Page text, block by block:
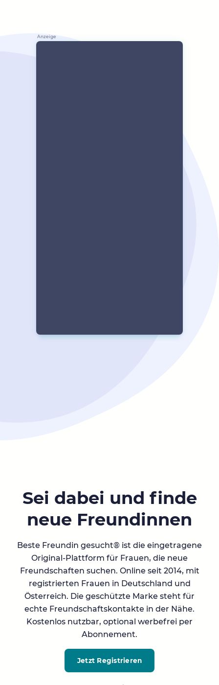
Sei dabei und finde
neue Freundinnen
Beste Freundin gesucht® ist die eingetragene
Original-Plattform für Frauen, die neue
Freundschaften suchen. Online seit 2014, mit
registrierten Frauen in Deutschland und
Österreich. Die geschützte Marke steht für
echte Freundschaftskontakte in der Nähe.
Kostenlos nutzbar, optional werbefrei per
Abonnement.
Jetzt Registrieren